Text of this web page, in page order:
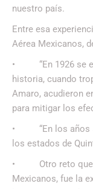
nuestro país.
Entre esa
Aérea Mexicanos,
• “En 1926 se
historia, cuando
Amaro, acudieron
para mitigar los
• “En los años
los estados de
• Otro reto que
Mexicanos, fue la